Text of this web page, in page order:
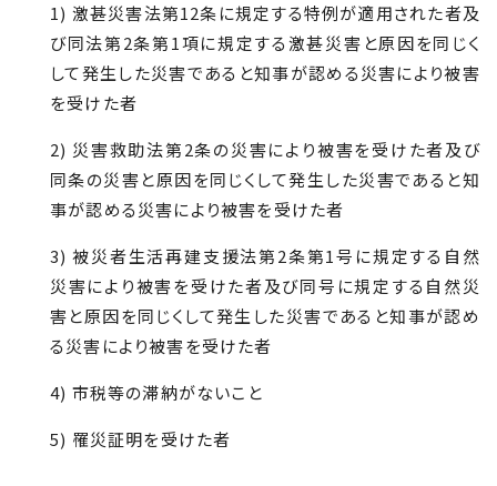
1) 激甚災害法第12条に規定する特例が適用された者及
び同法第2条第1項に規定する激甚災害と原因を同じく
して発生した災害であると知事が認める災害により被害
を受けた者
2) 災害救助法第2条の災害により被害を受けた者及び
同条の災害と原因を同じくして発生した災害であると知
事が認める災害により被害を受けた者
3) 被災者生活再建支援法第2条第1号に規定する自然
災害により被害を受けた者及び同号に規定する自然災
害と原因を同じくして発生した災害であると知事が認め
る災害により被害を受けた者
4) 市税等の滞納がないこと
5) 罹災証明を受けた者